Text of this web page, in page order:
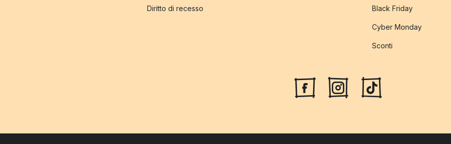
Diritto di recesso Black Friday
Cyber Monday
Sconti